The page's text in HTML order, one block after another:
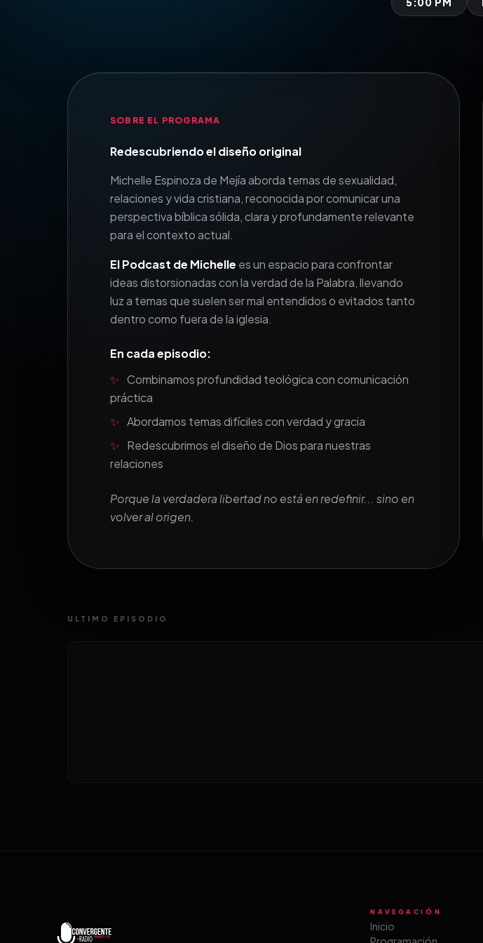
SOBRE EL PROGRAMA
Redescubriendo el diseño original
Michelle Espinoza de Mejía aborda temas de sexualidad,
relaciones y vida cristiana, reconocida por comunicar una
perspectiva bíblica sólida, clara y profundamente relevante
para el contexto actual.
El Podcast de Michelle es un espacio para confrontar
ideas distorsionadas con la verdad de la Palabra, llevando
luz a temas que suelen ser mal entendidos o evitados tanto
dentro como fuera de la iglesia.
En cada episodio:
✨ Combinamos profundidad teológica con comunicación
práctica
✨ Abordamos temas difíciles con verdad y gracia
✨
Redescubrimos el diseño de Dios para nuestras
relaciones
Porque la verdadera libertad no está en redefinir... sino en
volver al origen.
ULTIMO EPISODIO
NAVEGACIÓN
Inicio